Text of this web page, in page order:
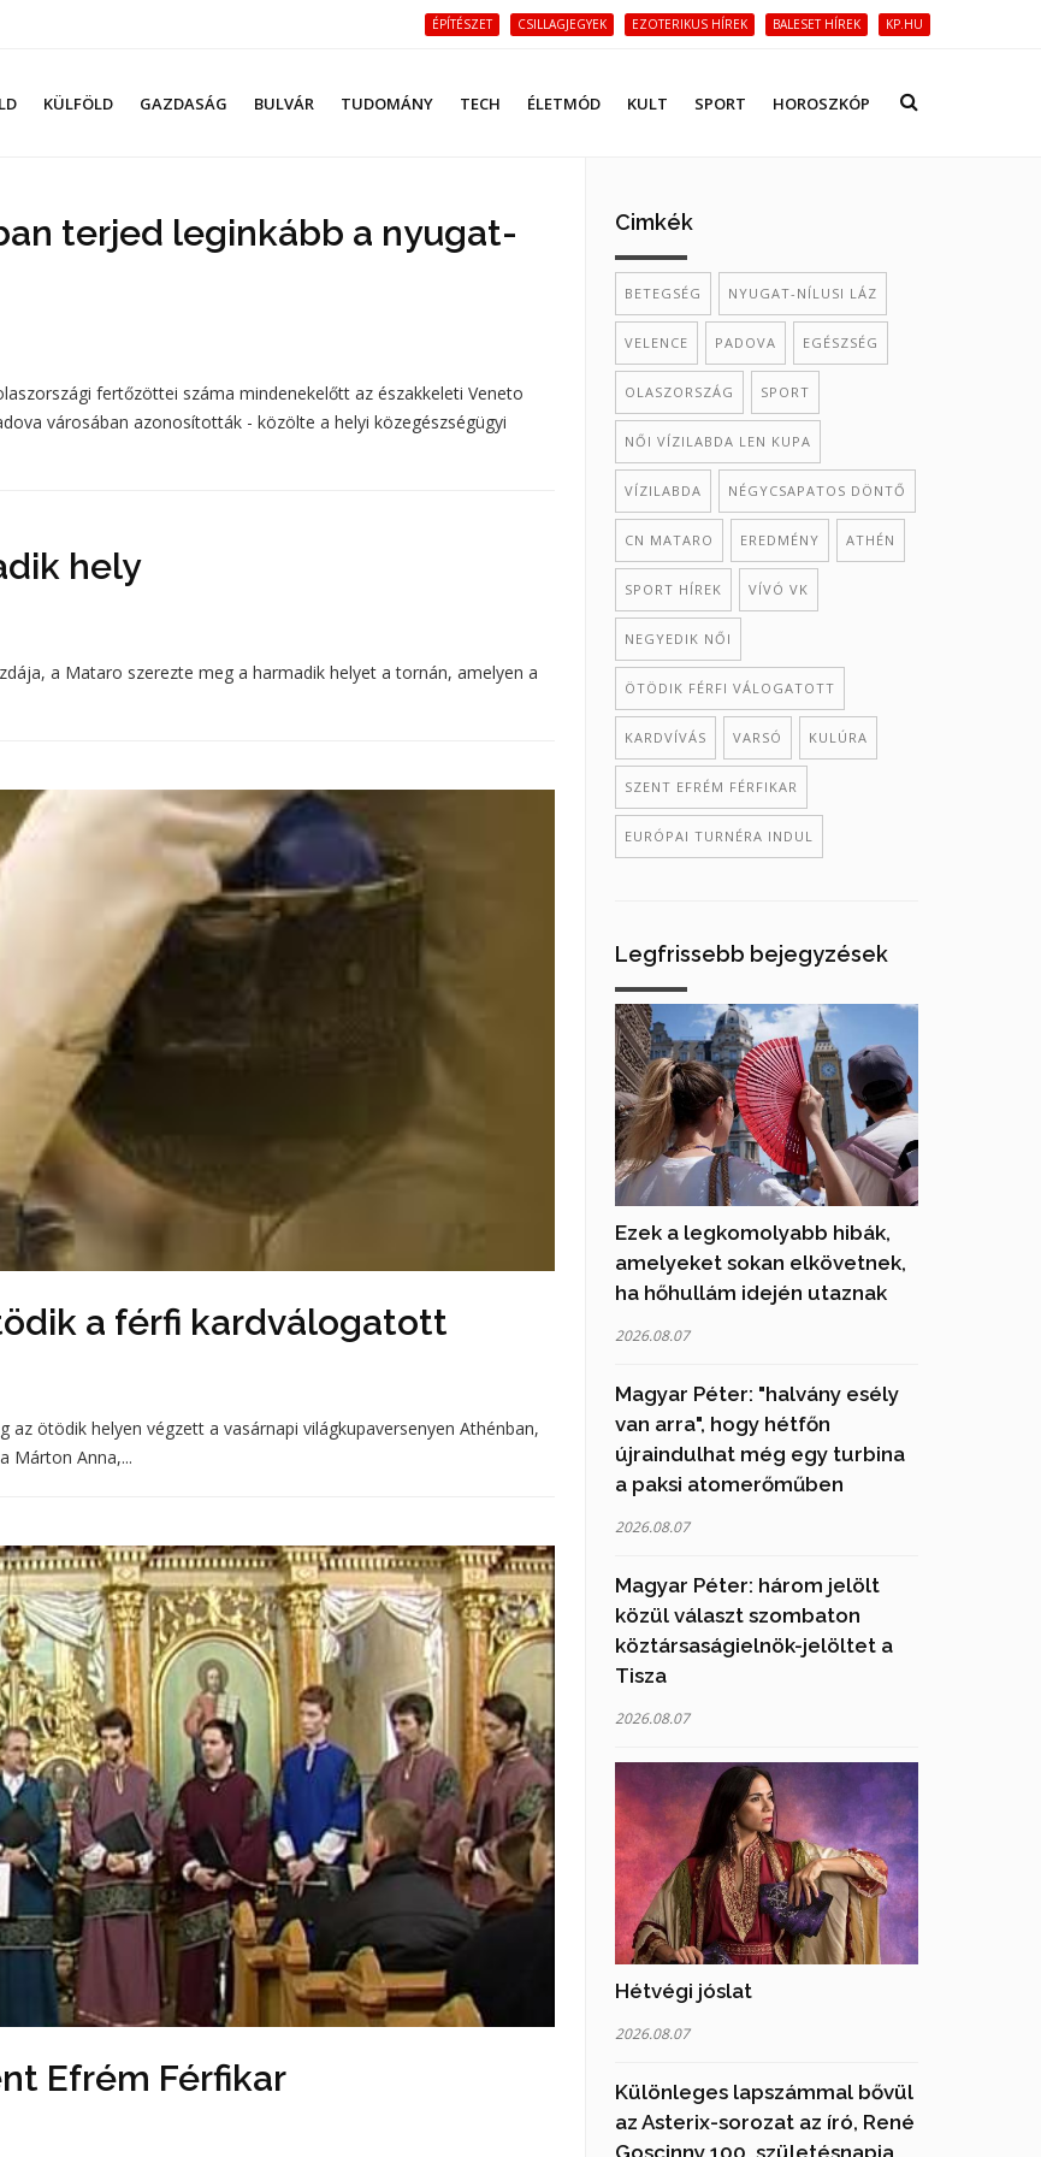
ÉPÍTÉSZET CSILLAGJEGYEK EZOTERIKUS HÍREK BALESET HÍREK KP.HU
KÜLFÖLD GAZDASÁG BULVÁR TUDOMÁNY TECH ÉLETMÓD KULT SPORT HOROSZKÓP
terjed leginkább a nyugat-
fertőzöttei száma mindenekelőtt az északkeleti Veneto
városában azonosították - közölte a helyi közegészségügyi
hely
a Mataro szerezte meg a harmadik helyet a tornán, amelyen a
a férfi kardválogatott
ötödik helyen végzett a vasárnapi világkupaversenyen Athénban,
Márton Anna,...
Efrém Férfikar
Cimkék
BETEGSÉG NYUGAT-NÍLUSI LÁZ
VELENCE PADOVA EGÉSZSÉG
OLASZORSZÁG SPORT
NŐI VÍZILABDA LEN KUPA
VÍZILABDA NÉGYCSAPATOS DÖNTŐ
CN MATARO EREDMÉNY ATHÉN
SPORT HÍREK VÍVÓ VK
NEGYEDIK NŐI
ÖTÖDIK FÉRFI VÁLOGATOTT
KARDVÍVÁS VARSÓ KULÚRA
SZENT EFRÉM FÉRFIKAR
EURÓPAI TURNÉRA INDUL
Legfrissebb bejegyzések
Ezek a legkomolyabb hibák,
amelyeket sokan elkövetnek,
ha hőhullám idején utaznak
2026.08.07
Magyar Péter: "halvány esély
van arra", hogy hétfőn
újraindulhat még egy turbina
a paksi atomerőműben
2026.08.07
Magyar Péter: három jelölt
közül választ szombaton
köztársaságielnök-jelöltet a
Tisza
2026.08.07
Hétvégi jóslat
2026.08.07
Különleges lapszámmal bővül
az Asterix-sorozat az író, René